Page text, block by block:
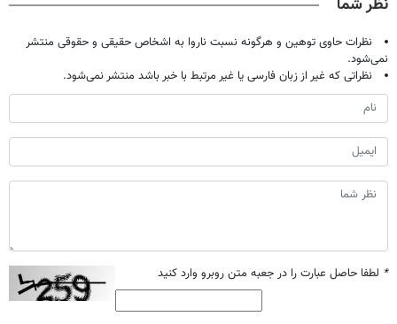
نظرات حاوی توهین و هرگونه نسبت ناروا به اشخاص حقیقی و حقوقی منتشر
نمی‌شود.
نظراتی که غیر از زبان فارسی یا غیر مرتبط با خبر باشد منتشر نمی‌شود.
* لطفا حاصل عبارت را در جعبه متن روبرو وارد کنید